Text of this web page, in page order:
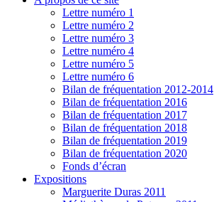
Lettre numéro 1
Lettre numéro 2
Lettre numéro 3
Lettre numéro 4
Lettre numéro 5
Lettre numéro 6
Bilan de fréquentation 2012-2014
Bilan de fréquentation 2016
Bilan de fréquentation 2017
Bilan de fréquentation 2018
Bilan de fréquentation 2019
Bilan de fréquentation 2020
Fonds d’écran
Expositions
Marguerite Duras 2011